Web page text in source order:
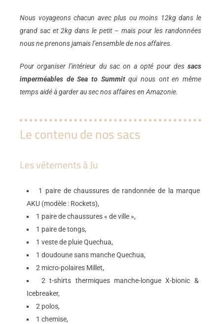
Nous voyageons chacun avec plus ou moins 12kg dans le
grand sac et 2kg dans le petit – mais pour les randonnées
nous ne prenons jamais l’ensemble de nos affaires.
Pour organiser l’intérieur du sac on a opté pour des sacs
imperméables de Sea to Summitqui nous ont en même
temps aidé à garder au sec nos affaires en Amazonie.
Le contenu de nos sacs
Les vêtements à Ju
1 paire de chaussures de randonnée de la marque
AKU (modèle : Rockets),
1 paire de chaussures « de ville »,
1 paire de tongs,
1 veste de pluie Quechua,
1 doudoune sans manche Quechua,
2 micro-polaires Millet,
2 t-shirts thermiques manche-longue X-bionic &
Icebreaker,
2 polos,
1 chemise,